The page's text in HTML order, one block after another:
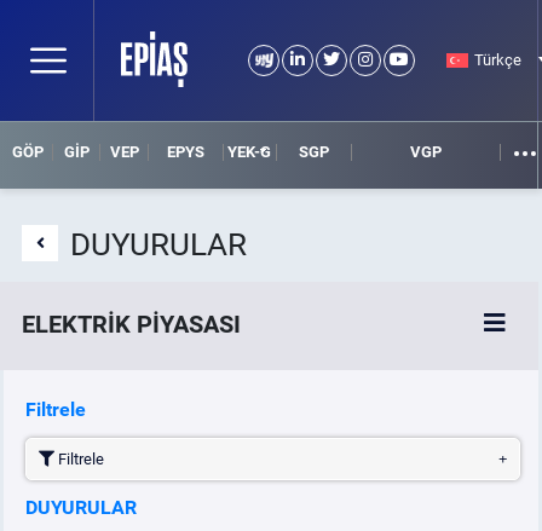
Türkçe
GÖP GİP VEP EPYS YEK-G SGP VGP
DUYURULAR
ELEKTRİK PİYASASI
ÖRNEK FİNANS BELGELERİ
Filtrele
Filtrele
DUYURULAR